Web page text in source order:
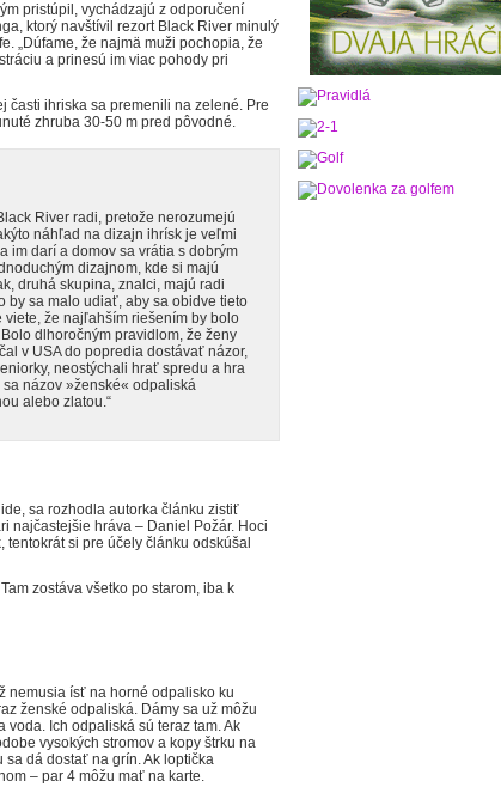
pristúpil, vychádzajú z odporučení
ktorý navštívil rezort Black River minulý
„Dúfame, že najmä muži pochopia, že
a prinesú im viac pohody pri
časti ihriska sa premenili na zelené. Pre
zhruba 30-50 m pred pôvodné.
River radi, pretože nerozumejú
náhľad na dizajn ihrísk je veľmi
im darí a domov sa vrátia s dobrým
dizajnom, kde si majú
druhá skupina, znalci, majú radi
by sa malo udiať, aby sa obidve tieto
že najľahším riešením by bolo
dlhoročným pravidlom, že ženy
v USA do popredia dostávať názor,
neostýchali hrať spredu a hra
názov »ženské« odpaliská
alebo zlatou.“
sa rozhodla autorka článku zistiť
najčastejšie hráva – Daniel Požár. Hoci
si pre účely článku odskúšal
zostáva všetko po starom, iba k
nemusia ísť na horné odpalisko ku
ženské odpaliská. Dámy sa už môžu
Ich odpaliská sú teraz tam. Ak
vysokých stromov a kopy štrku na
dá dostať na grín. Ak loptička
– par 4 môžu mať na karte.